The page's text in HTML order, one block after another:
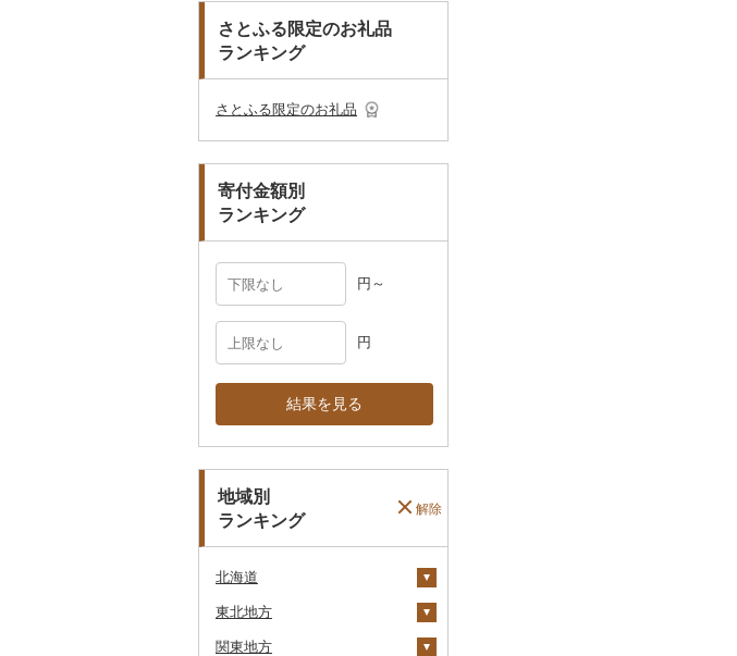
その他調味料
GDOふるさとゴルフ
プレークーポン
その他のゴルフプレー
花火大会チケット
カタログギフト
皿・椀
その他食器
まな板
土鍋
ティッシュ
その他日用品
おもちゃ・ぬいぐるみ
ご当地キャラクター
ペット用品
その他雑貨
その他靴・履物
ピアス・イヤリング
その他アクセサリー
ショール・ストール
マフラー・手袋
美濃焼
村上木彫堆朱
播州そろばん
美濃和紙
その他花
さとふる限定のお礼品
ランキング
さとふる限定のお礼品
寄付金額別
ランキング
円～
円
結果を見る
地域別
ランキング
解除
北海道
安平町
八雲町
東北地方
青森県
関東地方